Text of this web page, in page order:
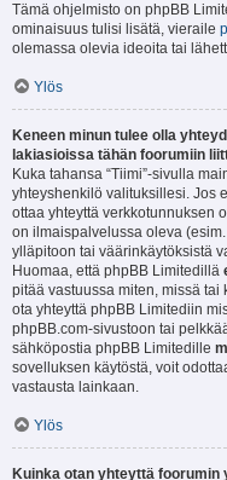
Tämä ohjelmisto on phpBB
ominaisuus tulisi lisätä, vieraile
olemassa olevia ideoita tai
Ylös
Keneen minun tulee olla
lakiasioissa tähän foorumiin
Kuka tahansa “Tiimi”-sivulla
yhteyshenkilö valituksillesi. Jos
ottaa yhteyttä verkkotunnuksen
on ilmaispalvelussa oleva
ylläpitoon tai väärinkäytöksistä
Huomaa, että phpBB Limitedillä
pitää vastuussa miten, missä tai
ota yhteyttä phpBB Limitediin
phpBB.com-sivustoon tai
sähköpostia phpBB Limitedille
sovelluksen käytöstä, voit
vastausta lainkaan.
Ylös
Kuinka otan yhteyttä foorumin